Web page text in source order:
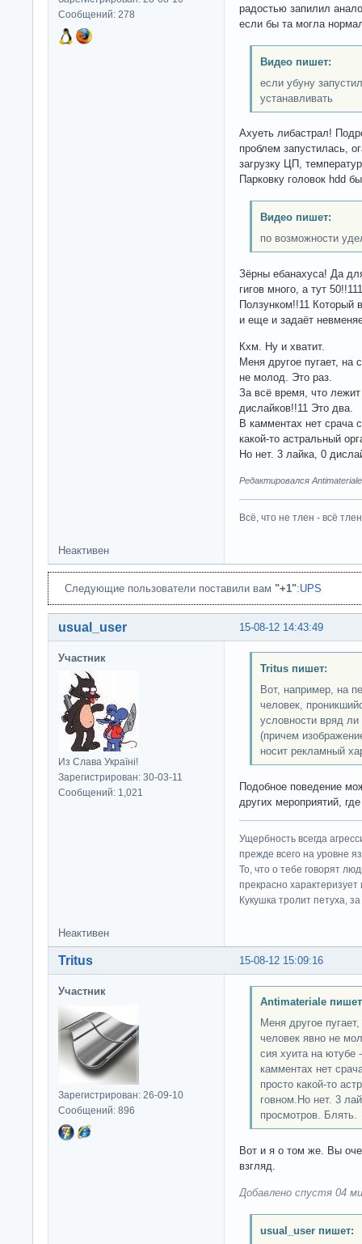
Сообщений: 278
радостью запилил
если бы та могла
Видео пишет:
если убуну
устанавливать
Ахуеть либастрал!
проблем запустилась,
загрузку ЦП,
Парковку головок hdd
Видео пишет:
по возможности
Зёрны ебанахуса! Да
гигов много, а тут
Ползунком!!11 Который
и еще и задаёт
Кхм. Ну и хватит.
Меня другое пугает, на
не молод. Это раз.
За всё время, что
дислайков!!11 Это два.
В камментах нет срача
какой-то астральный
Но нет. 3 лайка, 0
Редактировался
Всё, что не тлен - всё
Неактивен
Следующие пользователи поставили вам "+1":UPS
15-08-12 14:43:49
usual_user
Участник
Из Слава Україні!
Зарегистрирован: 30-03-11
Сообщений: 1,021
Tritus пишет:
Вот, например, на
человек,
условности вряд
(причем
носит рекламный
Подобное поведение
других мероприятий,
Ущербность всегда
прежде всего на уровне
То, что о тебе говорят
прекрасно характеризует
Кукушка тролит петуха,
Неактивен
15-08-12 15:09:16
Tritus
Участник
Зарегистрирован: 26-09-10
Сообщений: 896
Antimateriale
Меня другое
человек явно не
сия хуита на ютубе
камментах нет
просто какой-то
говном.Но нет. 3
просмотров. Блять.
Вот и я о том же. Вы
взгляд.
Добавлено спустя 04
usual_user пишет: